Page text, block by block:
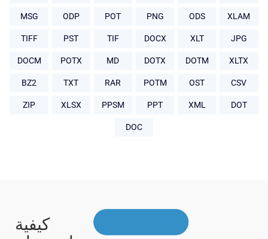
MSG ODP POT PNG ODS XLAM
TIFF PST TIF DOCX XLT JPG
DOCM POTX MD DOTX DOTM XLTX
BZ2 TXT RAR POTM OST CSV
ZIP XLSX PPSM PPT XML DOT
DOC
كيفية